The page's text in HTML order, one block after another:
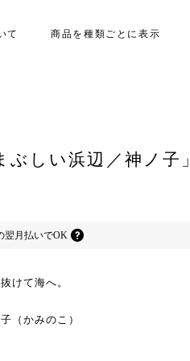
て 商品を種類ごとに表示
しい浜辺／神ノ子」
翌月払いでOK
けて海へ。
（かみのこ）